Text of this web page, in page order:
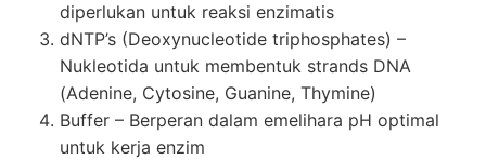
diperlukan untuk reaksi enzimatis
dNTP’s (Deoxynucleotide triphosphates) –
Nukleotida untuk membentuk strands DNA
(Adenine, Cytosine, Guanine, Thymine)
Buffer – Berperan dalam emelihara pH optimal
untuk kerja enzim